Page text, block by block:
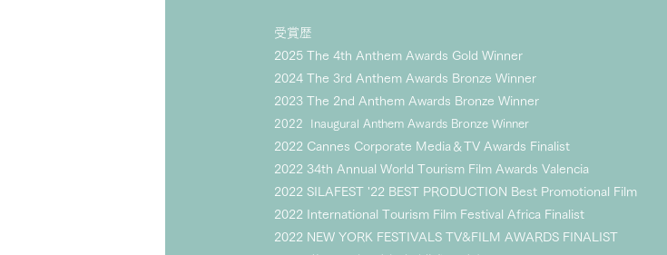
受賞歴
2025 The 4th Anthem Awards Gold Winner
2024 The 3rd Anthem Awards Bronze Winner
2023 The 2nd Anthem Awards Bronze Winner
2022 Inaugural Anthem Awards Bronze Winner
2022 Cannes Corporate Media＆TV Awards Finalist
2022 34th Annual World Tourism Film Awards Valencia
2022 SILAFEST '22 BEST PRODUCTION Best Promotional Film
​2022 International Tourism Film Festival Africa Finalist
2022 NEW YORK FESTIVALS TV&FILM AWA RDS FINALIST